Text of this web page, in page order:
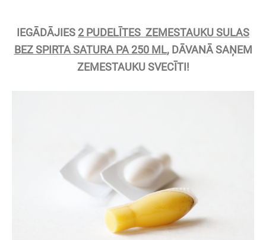
IEGĀDĀJIES 2 PUDELĪTES ZEMESTAUKU SULAS
BEZ SPIRTA SATURA PA 250 ML, DĀVANĀ SAŅEM
ZEMESTAUKU SVECĪTI!